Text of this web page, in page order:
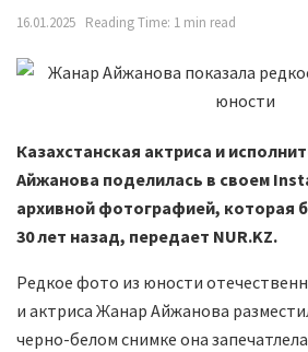
16.01.2025 Reading Time: 1 min read
Казахстанская актриса и
Айжанова поделилась в своем
архивной фотографией, которая
30 лет назад, передает NUR.KZ.
Редкое фото из юности
и актриса Жанар Айжанова
черно-белом снимке она